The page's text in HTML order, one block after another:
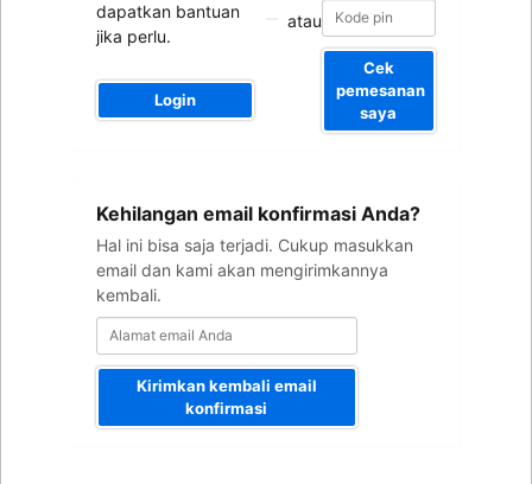
dapatkan bantuan
jika perlu.
Login
atau
Cek
pemesanan
saya
Kehilangan email konfirmasi Anda?
Hal ini bisa saja terjadi. Cukup masukkan
email dan kami akan mengirimkannya
kembali.
Anda
Kirimkan kembali email
konfirmasi